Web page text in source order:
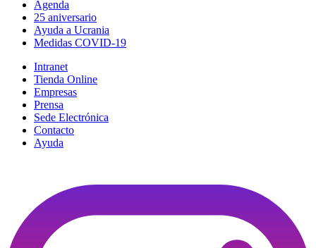
Agenda
25 aniversario
Ayuda a Ucrania
Medidas COVID-19
Intranet
Tienda Online
Empresas
Prensa
Sede Electrónica
Contacto
Ayuda